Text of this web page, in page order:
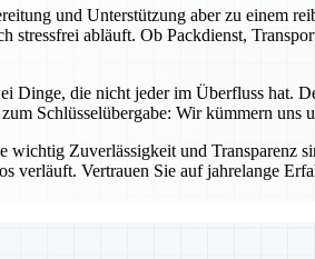
und Unterstützung aber zu einem
abläuft. Ob Packdienst,
Dinge, die nicht jeder im Überfluss hat.
Schlüsselübergabe: Wir kümmern uns
Zuverlässigkeit und Transparenz
verläuft. Vertrauen Sie auf jahrelange